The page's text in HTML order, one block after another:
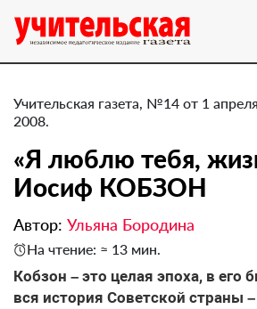
Учительская газета, №14 от 1 апреля
2008.
«Я люблю тебя,
Иосиф КОБЗОН
Автор: Ульяна Бородина
На чтение: ≈ 13 мин.
Кобзон – это целая эпоха, в его
вся история Советской страны